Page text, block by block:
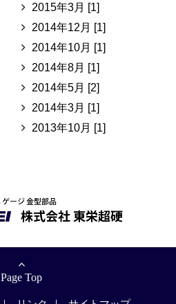
2015年3月 [1]
2014年12月 [1]
2014年10月 [1]
2014年8月 [1]
2014年5月 [2]
2014年3月 [1]
2013年10月 [1]
Page Top